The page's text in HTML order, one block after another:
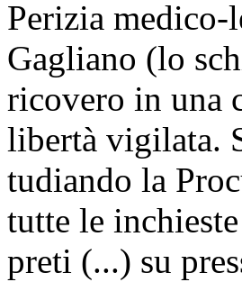
Perizia
Gagliano (lo
ricovero in una
libertà vigilata.
tudiando la
tutte le
preti (...) su